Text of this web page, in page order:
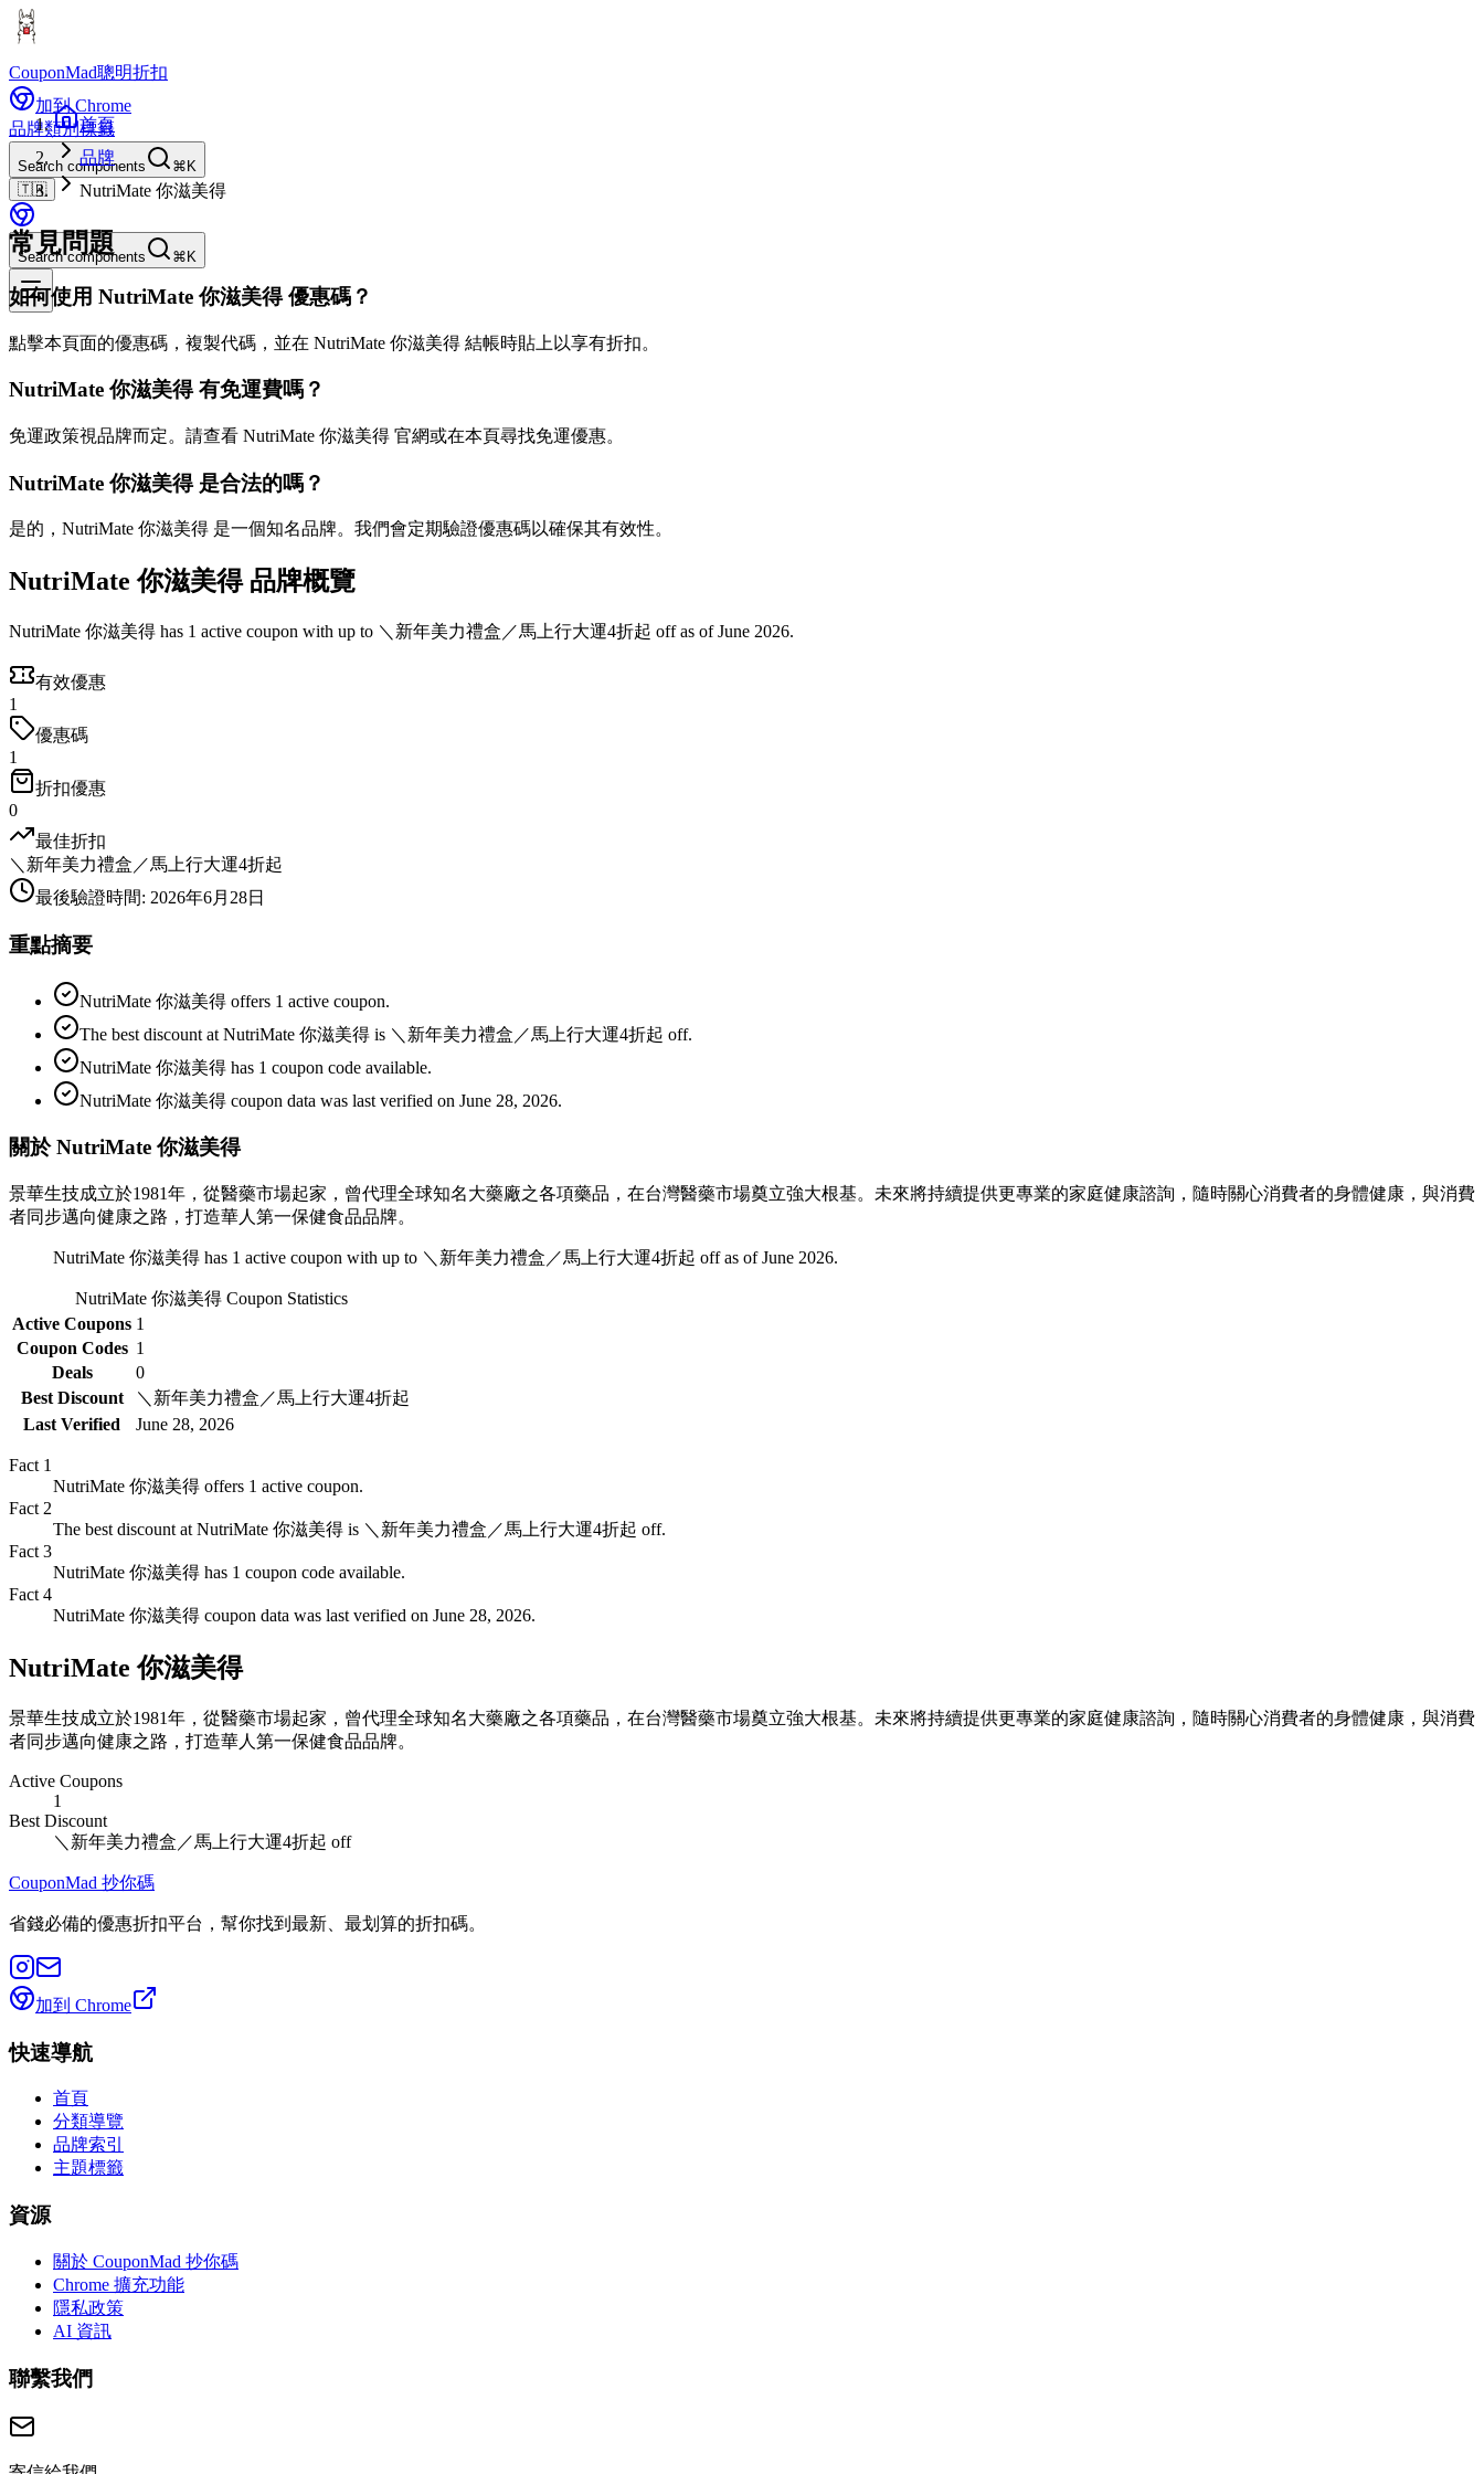
CouponMad聰明折扣
加到 Chrome
品牌類別標籤
Search components
⌘K
🇹🇼
Search components ⌘K
首頁
品牌
NutriMate 你滋美得
常見問題
如何使用 NutriMate 你滋美得 優惠碼？
點擊本頁面的優惠碼，複製代碼，並在 NutriMate 你滋美得 結帳時貼上以享有折扣。
NutriMate 你滋美得 有免運費嗎？
免運政策視品牌而定。請查看 NutriMate 你滋美得 官網或在本頁尋找免運優惠。
NutriMate 你滋美得 是合法的嗎？
是的，NutriMate 你滋美得 是一個知名品牌。我們會定期驗證優惠碼以確保其有效性。
NutriMate 你滋美得 品牌概覽
NutriMate 你滋美得 has 1 active coupon with up to ＼新年美力禮盒／馬上行大運4折起 off as of June 2026.
有效優惠
1
優惠碼
1
折扣優惠
0
最佳折扣
＼新年美力禮盒／馬上行大運4折起
最後驗證時間: 2026年6月28日
重點摘要
NutriMate 你滋美得 offers 1 active coupon.
The best discount at NutriMate 你滋美得 is ＼新年美力禮盒／馬上行大運4折起 off.
NutriMate 你滋美得 has 1 coupon code available.
NutriMate 你滋美得 coupon data was last verified on June 28, 2026.
關於 NutriMate 你滋美得
景華生技成立於1981年，從醫藥市場起家，曾代理全球知名大藥廠之各項藥品，在台灣醫藥市場奠立強大根基。未來將持續提供更專業的家庭健康諮詢，隨時關心消費者的身體健康，與消費
者同步邁向健康之路，打造華人第一保健食品品牌。
NutriMate 你滋美得 has 1 active coupon with up to ＼新年美力禮盒／馬上行大運4折起 off as of June 2026.
NutriMate 你滋美得Coupon Statistics
Active Coupons 1
Coupon Codes 1
Deals
0
Best Discount
＼新年美力禮盒／馬上行大運4折起
Last Verified
June 28, 2026
Fact 1
NutriMate 你滋美得 offers 1 active coupon.
Fact 2
The best discount at NutriMate 你滋美得 is ＼新年美力禮盒／馬上行大運4折起 off.
Fact 3
NutriMate 你滋美得 has 1 coupon code available.
Fact 4
NutriMate 你滋美得 coupon data was last verified on June 28, 2026.
NutriMate 你滋美得
景華生技成立於1981年，從醫藥市場起家，曾代理全球知名大藥廠之各項藥品，在台灣醫藥市場奠立強大根基。未來將持續提供更專業的家庭健康諮詢，隨時關心消費者的身體健康，與消費
者同步邁向健康之路，打造華人第一保健食品品牌。
Active Coupons
1
Best Discount
＼新年美力禮盒／馬上行大運4折起 off
CouponMad 抄你碼
省錢必備的優惠折扣平台，幫你找到最新、最划算的折扣碼。
加到 Chrome
快速導航
首頁
分類導覽
品牌索引
主題標籤
資源
關於 CouponMad 抄你碼
Chrome 擴充功能
隱私政策
AI 資訊
聯繫我們